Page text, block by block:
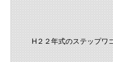
H２２年式のステップワ